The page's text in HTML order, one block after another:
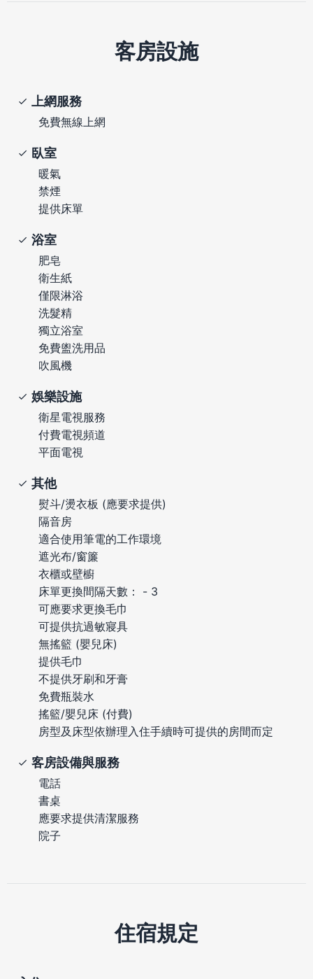
客房設施
上網服務
免費無線上網
臥室
暖氣
禁煙
提供床單
浴室
肥皂
衛生紙
僅限淋浴
洗髮精
獨立浴室
免費盥洗用品
吹風機
娛樂設施
衛星電視服務
付費電視頻道
平面電視
其他
熨斗/燙衣板 (應要求提供)
隔音房
適合使用筆電的工作環境
遮光布/窗簾
衣櫃或壁櫥
床單更換間隔天數： - 3
可應要求更換毛巾
可提供抗過敏寢具
無搖籃 (嬰兒床)
提供毛巾
不提供牙刷和牙膏
免費瓶裝水
搖籃/嬰兒床 (付費)
房型及床型依辦理入住手續時可提供的房間而定
客房設備與服務
電話
書桌
應要求提供清潔服務
院子
住宿規定